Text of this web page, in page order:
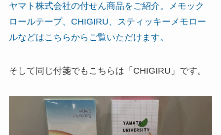
ヤマト株式会社の付せん商品をご紹介。メモック
ロールテープ、CHIGIRU、スティッキーメモロー
ルなどはこちらからご覧いただけます。
そして同じ付箋でもこちらは「CHIGIRU」です。